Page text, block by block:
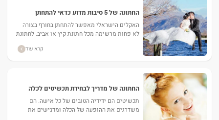
החתונה של 5 סיבות מדוע כדאי להתחתן
האקלים הישראלי מאפשר להתחתן בחורף בצורה
לא פחות מרשימה מכל חתונת קיץ או אביב. לחתונת
קרא עוד
החתונה של מדריך לבחירת תכשיטים לכלה
תכשיטים הם ידידיה הטובים של כל אישה. הם
משדרגים את ההופעה של הכלה ומדגישים את